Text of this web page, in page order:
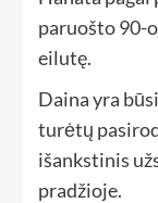
paruošto 90-
eilutę.
Daina yra
turėtų
išankstinis
pradžioje.